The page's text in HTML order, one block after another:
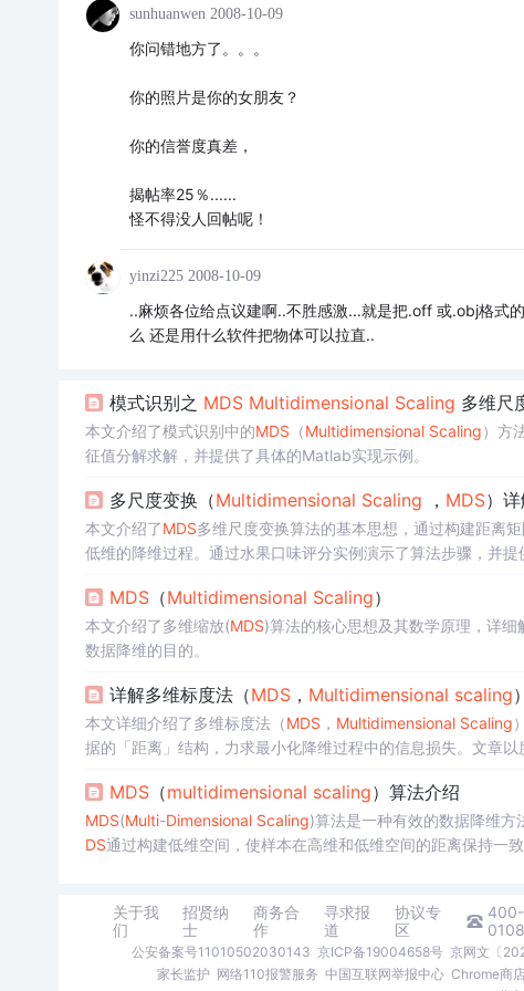
sunhuanwen 2008-10-09
你问错地方了。。。
你的照片是你的女朋友？
你的信誉度真差，
揭帖率25％......
怪不得没人回帖呢！
yinzi225 2008-10-09
..麻烦各位给点议建啊..不胜感激...就是把.off 或.obj格式
么 还是用什么软件把物体可以拉直..
模式识别之 MDS Multidimensional Scaling 多维尺
本文介绍了模式识别中的MDS （Multidimensional Scaling）方
征值分解求解，并提供了具体的Matlab实现示例。
多尺度变换（Multidimensional Scaling ， MDS）详
本文介绍了MDS多维尺度变换算法的基本思想，通过构建距离
低维的降维过程。通过水果口味评分实例演示了算法步骤，并
MDS（Multidimensional Scaling）
本文介绍了多维缩放(MDS)算法的核心思想及其数学原理，详
数据降维的目的。
详解多维标度法（MDS， Multidimensional scaling）
本文详细介绍了多维标度法（MDS ， Multidimensional Scaling
据的「距离」结构，力求最小化降维过程中的信息损失。文章以
MDS（multidimensional scaling）算法介绍
MDS(Multi-Dimensional Scaling)算法是一种有效的数据降维方
DS通过构建低维空间，使样本在高维和低维空间的距离保持一
关于我
们
招贤纳
士
商务合
作
寻求报
道
协议专
区
0108
公安备案号11010502030143 京ICP备19004658号 京网文〔
家长监护 网络110报警服务 中国互联网举报中心 Chrome商